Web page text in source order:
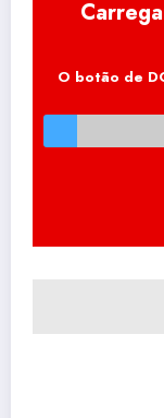
O botão de